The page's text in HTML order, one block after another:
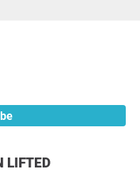
LIFTED